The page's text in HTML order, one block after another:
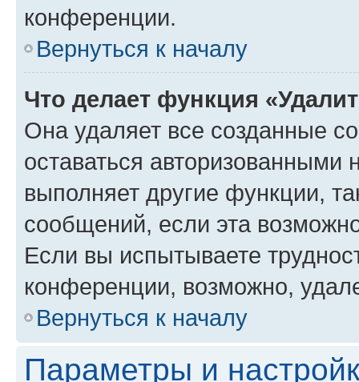
конференции.
Вернуться к началу
Что делает функция
Она удаляет все созданные
оставаться авторизованными
выполняет другие функции,
сообщений, если эта
Если вы испытываете
конференции, возможно,
Вернуться к началу
Параметры и